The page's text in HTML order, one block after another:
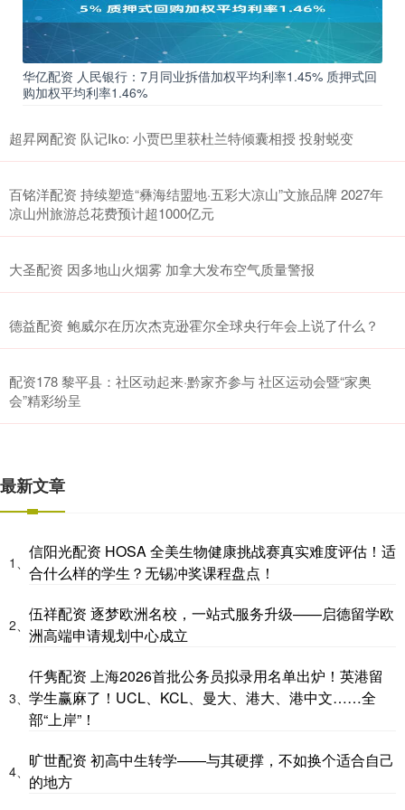
华亿配资 人民银行：7月同业拆借加权平均利率1.45% 质押式回
购加权平均利率1.46%
超昇网配资 队记Iko: 小贾巴里获杜兰特倾囊相授 投射蜕变
百铭洋配资 持续塑造“彝海结盟地·五彩大凉山”文旅品牌 2027年
凉山州旅游总花费预计超1000亿元
大圣配资 因多地山火烟雾 加拿大发布空气质量警报
德益配资 鲍威尔在历次杰克逊霍尔全球央行年会上说了什么？
配资178 黎平县：社区动起来·黔家齐参与 社区运动会暨“家奥
会”精彩纷呈
最新文章
1、
信阳光配资 HOSA 全美生物健康挑战赛真实难度评估！适
合什么样的学生？无锡冲奖课程盘点！
2、
伍祥配资 逐梦欧洲名校，一站式服务升级——启德留学欧
洲高端申请规划中心成立
3、
仟隽配资 上海2026首批公务员拟录用名单出炉！英港留
学生赢麻了！UCL、KCL、曼大、港大、港中文……全
部“上岸”！
4、
旷世配资 初高中生转学——与其硬撑，不如换个适合自己
的地方